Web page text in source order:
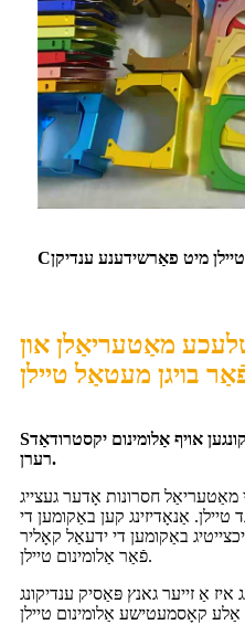
Cמיט פאַרשידענע ענדיקן
מאַטעריאַלן און
בויגן מעטאַל טיילן
Sאויף אַלומינום יקסטרודאַד
רערן.
מאַטעריאַל חסרונות אָדער געצייג
אַנאָדיזינג קען באַקומען די
באַקומען די ידעאַל קאָליר
פֿאַר אַלומינום טיילן.
איז אַ זייער גאנץ פּאַסיק ענדיקונג